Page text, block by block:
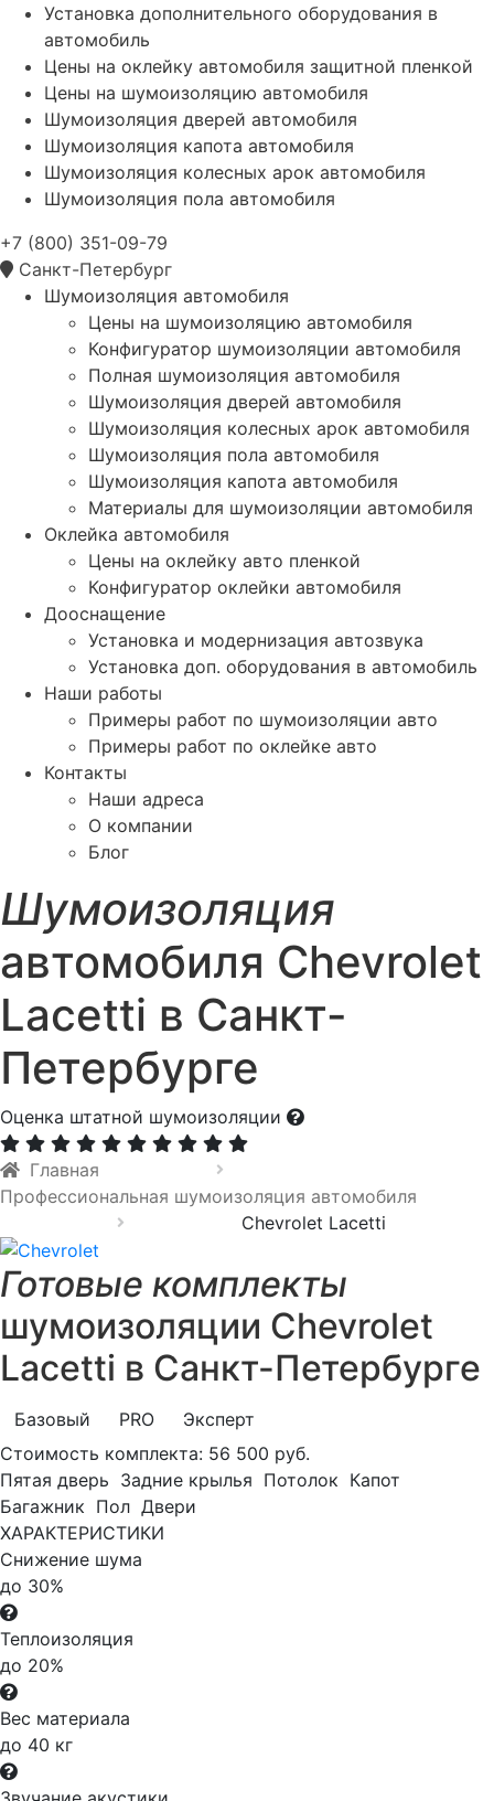
Установка дополнительного оборудования в
автомобиль
Цены на оклейку автомобиля защитной пленкой
Цены на шумоизоляцию автомобиля
Шумоизоляция дверей автомобиля
Шумоизоляция капота автомобиля
Шумоизоляция колесных арок автомобиля
Шумоизоляция пола автомобиля
+7 (800) 351-09-79
Санкт-Петербург
Шумоизоляция автомобиля
Цены на шумоизоляцию автомобиля
Конфигуратор шумоизоляции автомобиля
Полная шумоизоляция автомобиля
Шумоизоляция дверей автомобиля
Шумоизоляция колесных арок автомобиля
Шумоизоляция пола автомобиля
Шумоизоляция капота автомобиля
Материалы для шумоизоляции автомобиля
Оклейка автомобиля
Цены на оклейку авто пленкой
Конфигуратор оклейки автомобиля
Дооснащение
Установка и модернизация автозвука
Установка доп. оборудования в автомобиль
Наши работы
Примеры работ по шумоизоляции авто
Примеры работ по оклейке авто
Контакты
Наши адреса
О компании
Блог
Шумоизоляция
автомобиля Chevrolet
Lacetti в Санкт-
Петербурге
Оценка штатной шумоизоляции
Главная
Профессиональная шумоизоляция автомобиля
Chevrolet Lacetti
Готовые комплекты
шумоизоляции Chevrolet
Lacetti в Санкт-Петербурге
Базовый PRO
Эксперт
Стоимость комплекта: 56 500 руб.
Пятая дверь Задние крылья Потолок Капот
Багажник Пол Двери
ХАРАКТЕРИСТИКИ
Снижение шума
до 30%
Теплоизоляция
до 20%
Вес материала
до 40 кг